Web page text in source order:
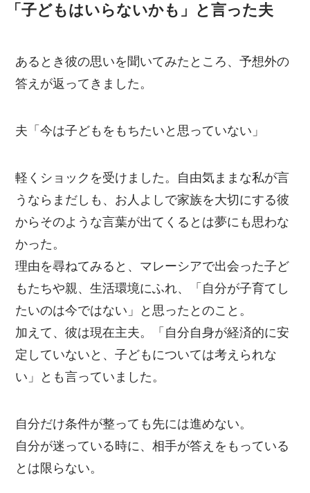
「子どもはいらないかも」と言った夫
あるとき彼の思いを聞いてみたところ、予想外の
答えが返ってきました。
夫「今は子どもをもちたいと思っていない」
軽くショックを受けました。自由気ままな私が言
うならまだしも、お人よしで家族を大切にする彼
からそのような言葉が出てくるとは夢にも思わな
かった。
理由を尋ねてみると、マレーシアで出会った子ど
もたちや親、生活環境にふれ、「自分が子育てし
たいのは今ではない」と思ったとのこと。
加えて、彼は現在主夫。「自分自身が経済的に安
定していないと、子どもについては考えられな
い」とも言っていました。
自分だけ条件が整っても先には進めない。
自分が迷っている時に、相手が答えをもっている
とは限らない。